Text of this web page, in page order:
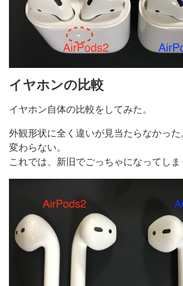
イヤホンの比較
イヤホン自体の比較をしてみた。
外観形状に全く違いが見当たらなかった
変わらない。
これでは、新旧でごっちゃになってしま